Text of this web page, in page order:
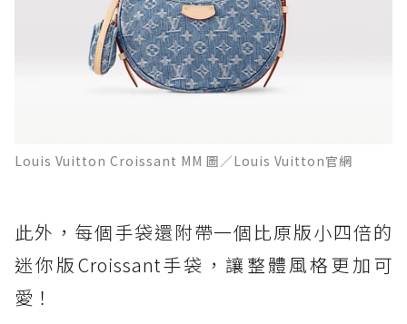
Louis Vuitton Croissant MM 圖／Louis Vuitton官網
此外，每個手袋還附帶一個比原版小四倍的
迷你版Croissant手袋，讓整體風格更加可
愛！